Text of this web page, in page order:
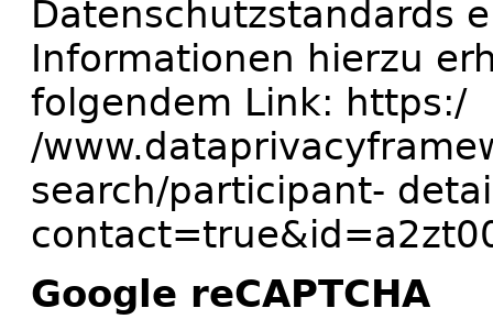
Datenschutzstandards
Informationen hierzu
folgendem Link: https:/
/
search/participant-
Google reCAPTCHA